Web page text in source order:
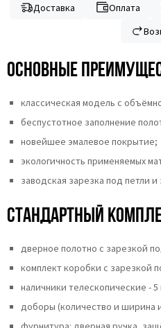
Доставка
Оплата
Основные
классическая модель с
беспустотное заполнение
новейшее эмалевое покрытие;
экологичность применяемых
заводская зарезка под петли и
Стандартный
дверное полотно с зарезкой
комплект коробки с зарезкой
наличники телескопические -
доборы (количество и ширина